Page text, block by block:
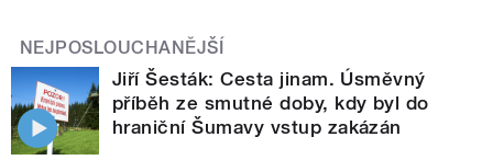
NEJPOSLOUCHANĚJŠÍ
Jiří Šesták: Cesta jinam. Úsměvný
příběh ze smutné doby, kdy byl do
hraniční Šumavy vstup zakázán